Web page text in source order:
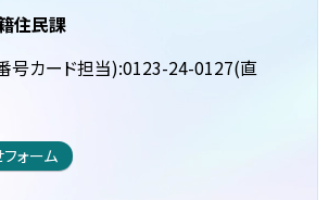
住民課
号カード担当):0123-24-0127(直
ォーム